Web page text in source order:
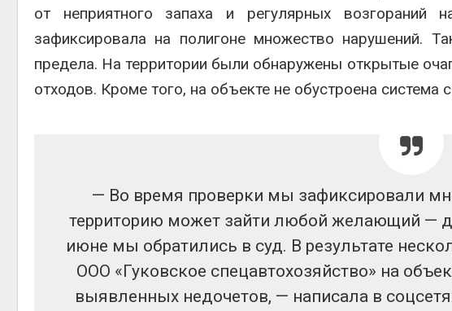
от неприятного запаха и регулярных
зафиксировала на полигоне множество нарушений.
предела. На территории были обнаружены открытые
отходов. Кроме того, на объекте не обустроена система
— Во время проверки мы зафиксировали
территорию может зайти любой желающий —
июне мы обратились в суд. В результате
ООО «Гуковское спецавтохозяйство» на
выявленных недочетов, — написала в
Авг 6, 2026